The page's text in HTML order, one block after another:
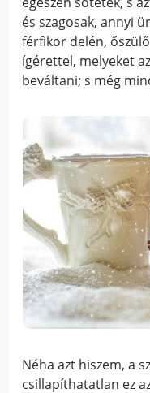
és szagosak, annyi
férfikor delén,
ígérettel, melyeket
beváltani; s még
Néha azt hiszem, a
csillapíthatatlan ez